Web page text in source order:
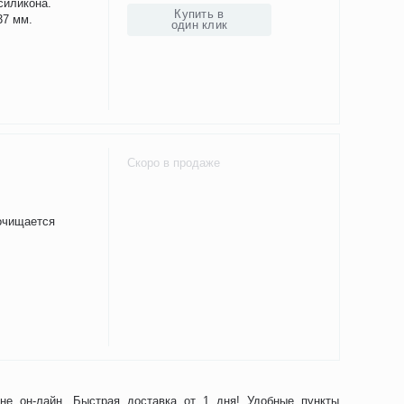
он-лайн. Быстрая доставка от 1 дня! Удобные пункты
мм.
Купить в
один клик
Скоро в продаже